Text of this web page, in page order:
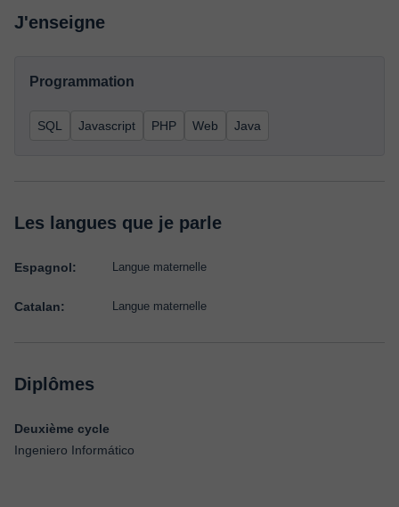
J'enseigne
Programmation
SQL Javascript PHP Web Java
Les langues que je parle
Espagnol: Langue maternelle
Catalan: Langue maternelle
Diplômes
Deuxième cycle
Ingeniero Informático